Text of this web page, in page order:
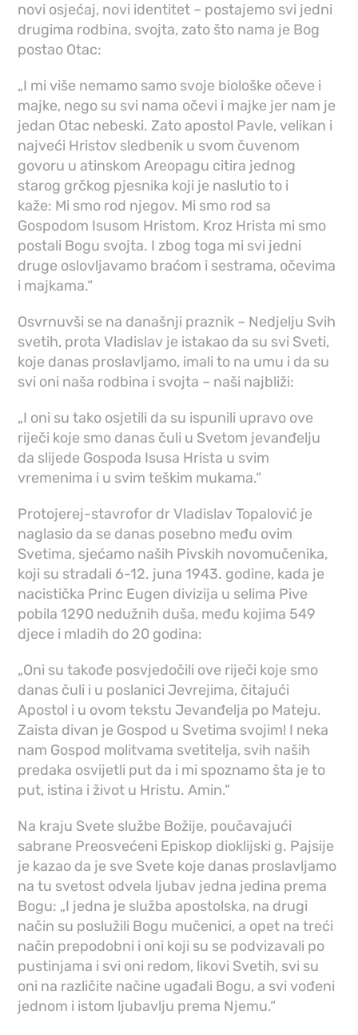
novi osjećaj, novi identitet – postajemo svi jedni
drugima rodbina, svojta, zato što nama je Bog
postao Otac:
„I mi više nemamo samo svoje biološke očeve i
majke, nego su svi nama očevi i majke jer nam je
jedan Otac nebeski. Zato apostol Pavle, velikan i
najveći Hristov sledbenik u svom čuvenom
govoru u atinskom Areopagu citira jednog
starog grčkog pjesnika koji je naslutio to i
kaže: Mi smo rod njegov. Mi smo rod sa
Gospodom Isusom Hristom. Kroz Hrista mi smo
postali Bogu svojta. I zbog toga mi svi jedni
druge oslovljavamo braćom i sestrama, očevima
i majkama.“
Osvrnuvši se na današnji praznik – Nedjelju Svih
svetih, prota Vladislav je istakao da su svi Sveti,
koje danas proslavljamo, imali to na umu i da su
svi oni naša rodbina i svojta – naši najbliži:
„I oni su tako osjetili da su ispunili upravo ove
riječi koje smo danas čuli u Svetom jevanđelju
da slijede Gospoda Isusa Hrista u svim
vremenima i u svim teškim mukama.“
Protojerej-stavrofor dr Vladislav Topalović je
naglasio da se danas posebno među ovim
Svetima, sjećamo naših Pivskih novomučenika,
koji su stradali 6-12. juna 1943. godine, kada je
nacistička Princ Eugen divizija u selima Pive
pobila 1290 nedužnih duša, među kojima 549
djece i mladih do 20 godina:
„Oni su takođe posvjedočili ove riječi koje smo
danas čuli i u poslanici Jevrejima, čitajući
Apostol i u ovom tekstu Jevanđelja po Mateju.
Zaista divan je Gospod u Svetima svojim! I neka
nam Gospod molitvama svetitelja, svih naših
predaka osvijetli put da i mi spoznamo šta je to
put, istina i život u Hristu. Amin.“
Na kraju Svete službe Božije, poučavajući
sabrane Preosvećeni Episkop dioklijski g. Pajsije
je kazao da je sve Svete koje danas proslavljamo
na tu svetost odvela ljubav jedna jedina prema
Bogu: „I jedna je služba apostolska, na drugi
način su poslužili Bogu mučenici, a opet na treći
način prepodobni i oni koji su se podvizavali po
pustinjama i svi oni redom, likovi Svetih, svi su
oni na različite načine ugađali Bogu, a svi vođeni
jednom i istom ljubavlju prema Njemu.“